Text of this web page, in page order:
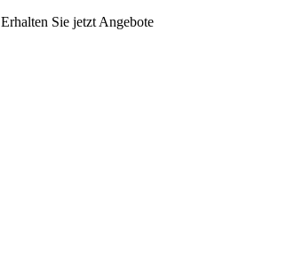
Erhalten Sie jetzt Angebote